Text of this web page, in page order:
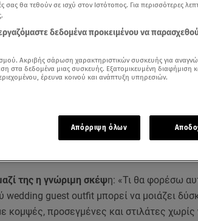
άρθρα μας στα αποτελέσματα αναζήτησης
της η γνώριμη σκέψη: «Τι θα φορέσω
wedding guest outfit μπορεί να μοιάζει
κομψές, προσεγμένες και στιλάτες χωρίς
σας θα τεθούν σε ισχύ στον Ιστότοπος. Για περισσότερες
δεδομένα προκειμένου να
Ακριβής σάρωση χαρακτηριστικών συσκευής για
στα δεδομένα μιας συσκευής. Εξατομικευμένη διαφήμιση
έρευνα κοινού και ανάπτυξη υπηρεσιών.
Απόρριψη όλων